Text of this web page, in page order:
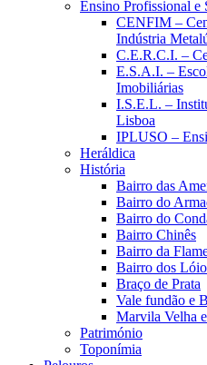
Ensino Profissional e
CENFIM –
Indústria
C.E.R.C.I. –
E.S.A.I. –
Imobiliárias
I.S.E.L. –
Lisboa
IPLUSO –
Heráldica
História
Bairro das
Bairro do
Bairro do
Bairro Chinês
Bairro da
Bairro dos
Braço de Prata
Vale fundão e
Marvila Velha
Património
Toponímia